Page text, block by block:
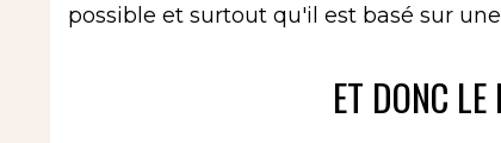
possible et surtout qu'il est basé sur
ET DONC